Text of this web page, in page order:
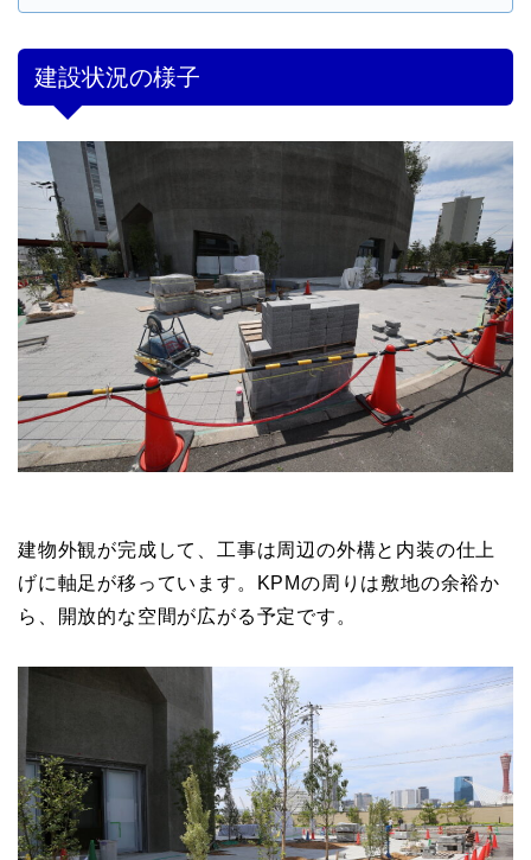
建設状況の様子
建物外観が完成して、工事は周辺の外構と内装の仕上
げに軸足が移っています。KPMの周りは敷地の余裕か
ら、開放的な空間が広がる予定です。